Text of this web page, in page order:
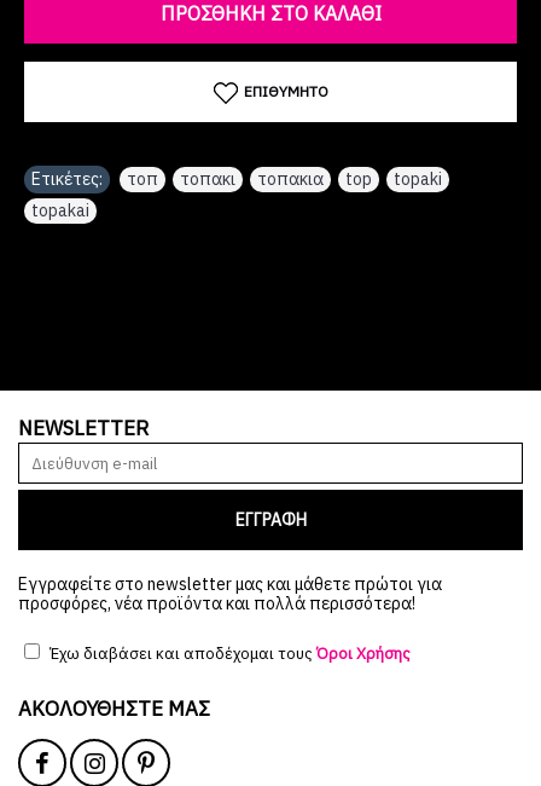
ΠΡΟΣΘΉΚΗ ΣΤΟ ΚΑΛΆΘΙ
ΕΠΙΘΥΜΗΤΌ
Ετικέτες: τοπ τοπακι τοπακια top topaki
topakai
NEWSLETTER
ΕΓΓΡΑΦΗ
Εγγραφείτε στο newsletter μας και μάθετε πρώτοι για
προσφόρες, νέα προϊόντα και πολλά περισσότερα!
Έχω διαβάσει και αποδέχομαι τουςΌροι Χρήσης
ΑΚΟΛΟΥΘΉΣΤΕ ΜΑΣ